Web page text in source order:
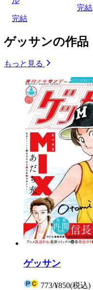
完結
完結
ゲッサンの作品
もっと見る
ゲッサン
773/¥850(税込)